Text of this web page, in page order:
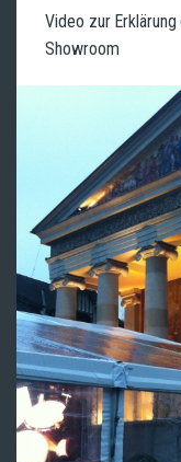
Video zur
Showroom